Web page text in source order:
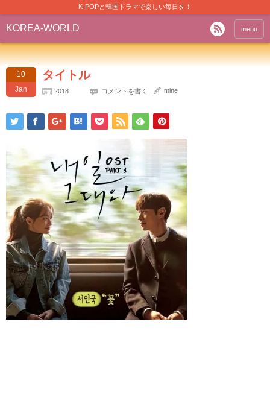
K-POPと韓国ドラマで楽しい毎日を！
KOREA-WORLD menu
10
Jan
タイトル
2018 コメントを書く mine